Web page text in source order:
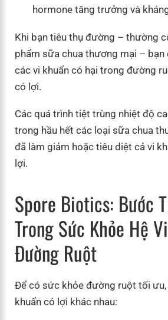
hormone tăng trưởng và
Khi bạn tiêu thụ đường – thường
phẩm sữa chua thương mại – bạn
các vi khuẩn có hại trong đường
có lợi.
Các quá trình tiệt trùng nhiệt độ
trong hầu hết các loại sữa chua
đã làm giảm hoặc tiêu diệt cả vi
lợi.
Spore Biotics: Bước
Trong Sức Khỏe Hệ
Đường Ruột
Để có sức khỏe đường ruột tối ưu,
khuẩn có lợi khác nhau: